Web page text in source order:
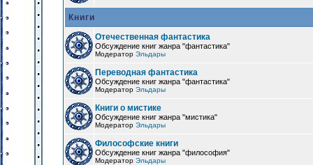
Книги
Отечественная фантастика
Обсуждение книг жанра "фантастика"
Модератор Эльдары
Переводная фантастика
Обсуждение книг жанра "фантастика"
Модератор Эльдары
Книги о мистике
Обсуждение книг жанра "мистика"
Модератор Эльдары
Философские книги
Обсуждение книг жанра "философия"
Модератор Эльдары